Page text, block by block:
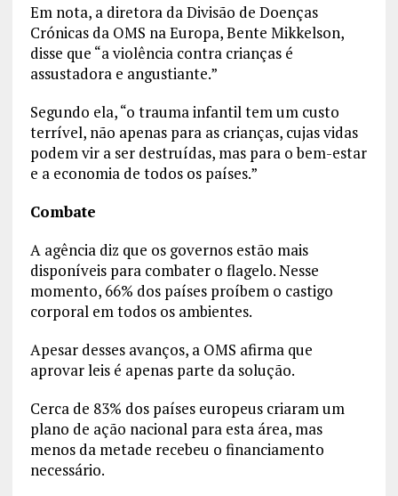
Em nota, a diretora da Divisão de Doenças
Crónicas da OMS na Europa, Bente Mikkelson,
disse que “a violência contra crianças é
assustadora e angustiante.”
Segundo ela, “o trauma infantil tem um custo
terrível, não apenas para as crianças, cujas vidas
podem vir a ser destruídas, mas para o bem-estar
e a economia de todos os países.”
Combate
A agência diz que os governos estão mais
disponíveis para combater o flagelo. Nesse
momento, 66% dos países proíbem o castigo
corporal em todos os ambientes.
Apesar desses avanços, a OMS afirma que
aprovar leis é apenas parte da solução.
Cerca de 83% dos países europeus criaram um
plano de ação nacional para esta área, mas
menos da metade recebeu o financiamento
necessário.